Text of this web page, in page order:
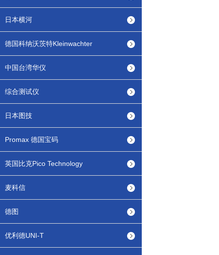
日本横河
德国科纳沃茨特Kleinwachter
中国台湾华仪
综合测试仪
日本图技
Promax 德国宝码
英国比克Pico Technology
麦科信
德图
优利德UNI-T